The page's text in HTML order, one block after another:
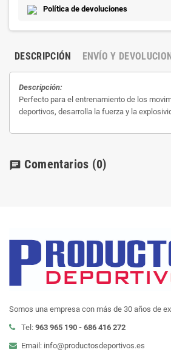
Política de devoluciones
DESCRIPCIÓN ENVÍO Y
Descripción:
Perfecto para el entrenamiento de los
deportivos, desarrolla la fuerza y la
chat Comentarios (0)
Somos una empresa con más de 30 años de
Tel: 963 965 190 - 686 416 272
Email: info@productosdeportivos.es